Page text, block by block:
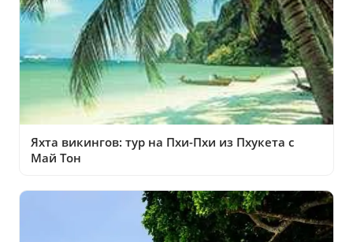
Яхта викингов: тур на Пхи-Пхи из Пхукета с
Май Тон